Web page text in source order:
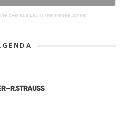
over aus LICHT met Renee Jonker
– R.STRAUSS